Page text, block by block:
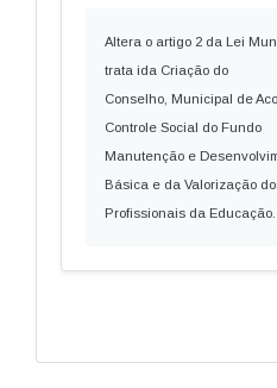
Altera o artigo 2 da Lei
trata ida Criação do
Conselho, Municipal de
Controle Social do Fundo
Manutenção e
Básica e da Valorização
Profissionais da Educação.